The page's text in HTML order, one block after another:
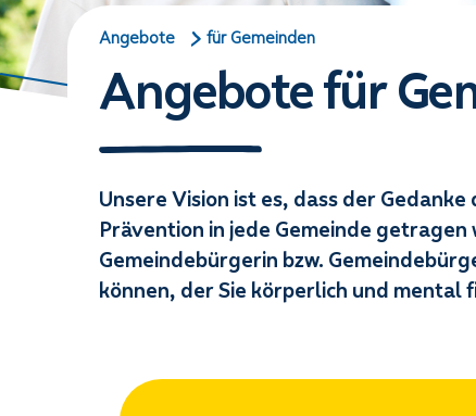
Angebote für Gemeinden
Angebote für
Unsere Vision ist es, dass der
Prävention in jede Gemeinde getragen
Gemeindebürgerin bzw.
können, der Sie körperlich und mental